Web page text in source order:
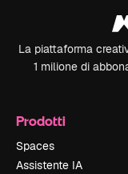
La piattaforma
1 milione di
Prodotti
Spaces
Assistente IA